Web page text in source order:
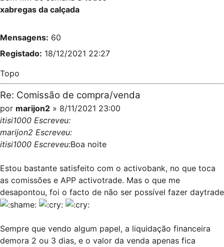
xabregas da calçada
Mensagens: 60
Registado: 18/12/2021 22:27
Topo
Re: Comissão de compra/venda
por marijon2 » 8/11/2021 23:00
itisi1000 Escreveu:
marijon2 Escreveu:
itisi1000 Escreveu:Boa noite
Estou bastante satisfeito com o activobank, no que toca
as comissões e APP activotrade. Mas o que me
desapontou, foi o facto de não ser possível fazer daytrade
Sempre que vendo algum papel, a liquidação financeira
demora 2 ou 3 dias, e o valor da venda apenas fica